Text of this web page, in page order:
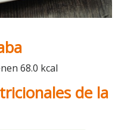
68.0 kcal
de la